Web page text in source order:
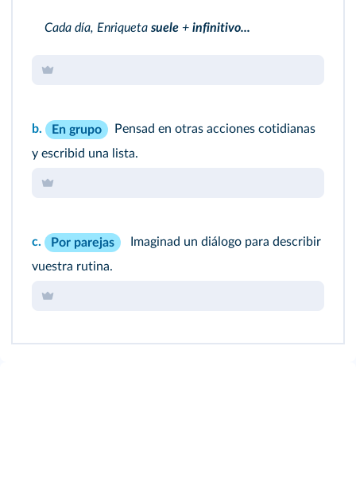
Cada día, Enriqueta suele + infinitivo...
b. En grupo
Pensad en otras acciones cotidianas
y escribid una lista.
c. Por parejas
Imaginad un diálogo para describir
vuestra rutina.